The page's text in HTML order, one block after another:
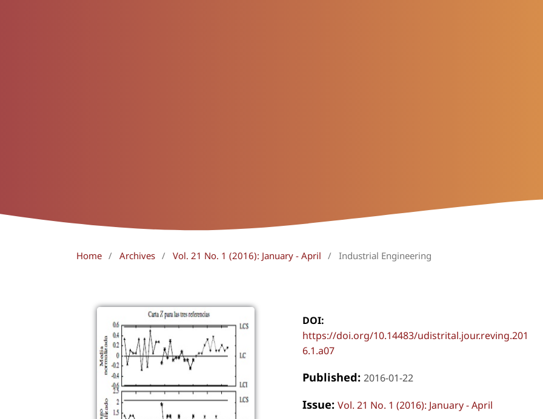
Home / Archives / Vol. 21 No. 1 (2016): January - April / Industrial Engineering
DOI:
https://doi.org/10.14483/udistrital.jour.reving.201
6.1.a07
Published: 2016-01-22
Issue: Vol. 21 No. 1 (2016): January - April